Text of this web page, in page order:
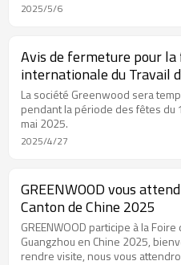
2025/5/6
Avis de fermeture pour
internationale du Travail
La société Greenwood sera
pendant la période des fêtes du
mai 2025.
2025/4/27
GREENWOOD vous
Canton de Chine 2025
GREENWOOD participe à la
Guangzhou en Chine 2025,
rendre visite, nous vous